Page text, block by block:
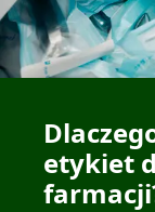
etykiet